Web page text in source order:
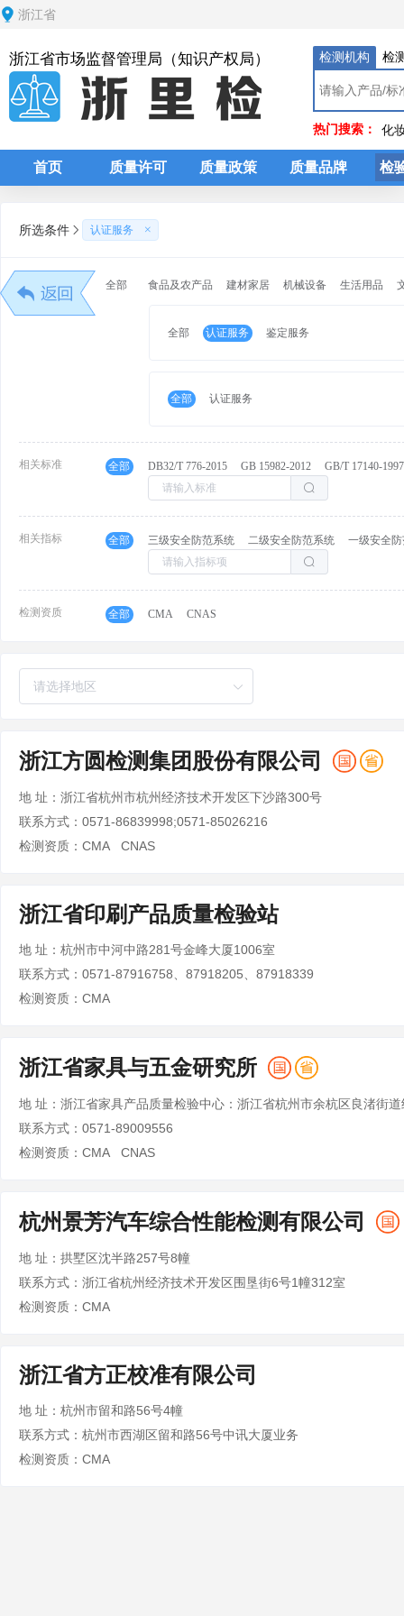
浙江省
浙江省市场监督管理局（知识产权局） 检测机构 检
热门搜索： 化
首页 质量许可 质量政策 质量品牌 检
所选条件 认证服务
分类 全部 食品及农产品 建材家居 机械设备 生活用品
全部 认证服务 鉴定服务
全部 认证服务
相关标准 全部 DB32/T 776-2015 GB 15982-2012 GB/T 17140-1997
相关指标 全部 三级安全防范系统 二级安全防范系统 一级安全
检测资质 全部 CMA CNAS
浙江方圆检测集团股份有限公司
地 址：浙江省杭州市杭州经济技术开发区下沙路300号
联系方式：0571-86839998;0571-85026216
检测资质：CMA CNAS
浙江省印刷产品质量检验站
地 址：杭州市中河中路281号金峰大厦1006室
联系方式：0571-87916758、87918205、87918339
检测资质：CMA
浙江省家具与五金研究所
联系方式：0571-89009556
检测资质：CMA CNAS
杭州景芳汽车综合性能检测有限公司
地 址：拱墅区沈半路257号8幢
联系方式：浙江省杭州经济技术开发区围垦街6号1幢312室
检测资质：CMA
浙江省方正校准有限公司
地 址：杭州市留和路56号4幢
联系方式：杭州市西湖区留和路56号中讯大厦业务
检测资质：CMA